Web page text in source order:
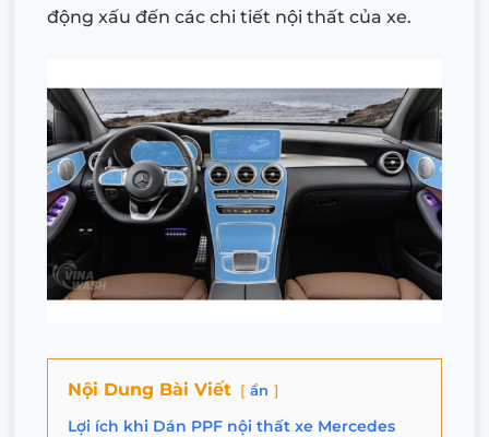
động xấu đến các chi tiết nội thất của xe.
Nội Dung Bài Viết ẩn
Lợi ích khi Dán PPF nội thất xe Mercedes